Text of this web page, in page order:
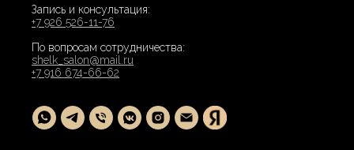
Запись и консультация:
+7 926 526-11-76
По вопросам сотрудничества:
shelk_salon@mail.ru
+7 916 674-66-62